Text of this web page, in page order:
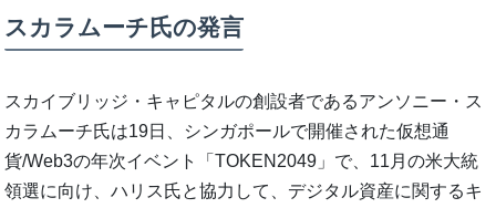
スカラムーチ氏の発言
スカイブリッジ・キャピタルの創設者であるアンソニー・ス
カラムーチ氏は19日、シンガポールで開催された仮想通
貨/Web3の年次イベント「TOKEN2049」で、11月の米大統
領選に向け、ハリス氏と協力して、デジタル資産に関するキ